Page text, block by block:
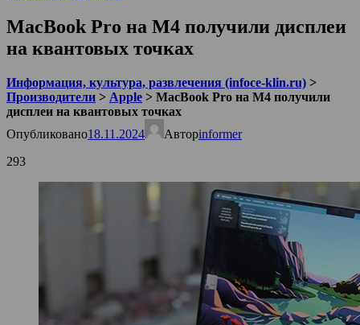
MacBook Pro на M4 получили дисплеи
на квантовых точках
Информация, культура, развлечения (infoce-klin.ru) >
Производители > Apple > MacBook Pro на M4 получили
дисплеи на квантовых точках
Опубликовано18.11.2024 Авторinformer
293